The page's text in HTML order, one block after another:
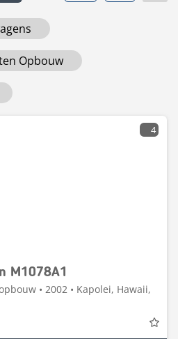
Opbouw
4
M1078A1
• 2002 • Kapolei, Hawaii,